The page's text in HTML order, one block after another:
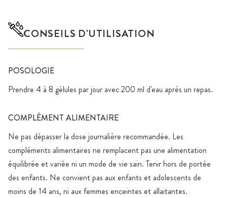
CONSEILS D'UTILISATION
POSOLOGIE
Prendre 4 à 8 gélules par jour avec 200 ml d'eau après un repas.
COMPLÉMENT ALIMENTAIRE
Ne pas dépasser la dose journalière recommandée. Les
compléments alimentaires ne remplacent pas une alimentation
équilibrée et variée ni un mode de vie sain. Tenir hors de portée
des enfants. Ne convient pas aux enfants et adolescents de
moins de 14 ans, ni aux femmes enceintes et allaitantes.